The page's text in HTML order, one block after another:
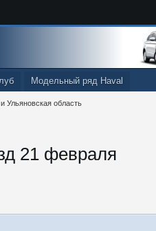
Модельный ряд Haval
Ульяновская область
21 февраля